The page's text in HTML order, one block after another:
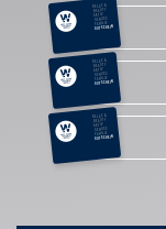
RELAX &
BEAUTY
AKTIV
GENUSS
FAMILIE
GUTSCHEIN
RELAX &
BEAUTY
AKTIV
GENUSS
FAMILIE
GUTSCHEIN
RELAX &
BEAUTY
AKTIV
GENUSS
FAMILIE
GUTSCHEIN